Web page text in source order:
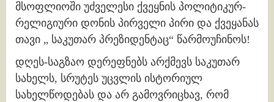
მსოფლიოში უძველესი ქვეყნის პოლიტიკურ-
რელიგიური დონის პირველი პირი და ქვეყანას
თავი „ საკუთარ პრეზიდენტაც“ წარმოუჩინოს!
დღეს-საგზაო დერეფნებს არქმევს საკუთარ
სახელს, სრუტეს უცვლის ისტორიულ
სახელწოდებას და არ გამოვრიცხავ, რომ